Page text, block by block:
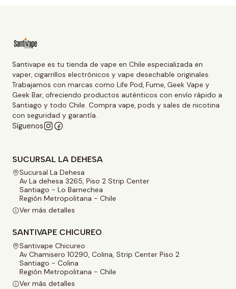
Santivape es tu tienda de vape en Chile especializada en
vaper, cigarrillos electrónicos y vape desechable originales.
Trabajamos con marcas como Life Pod, Fume, Geek Vape y
Geek Bar, ofreciendo productos auténticos con envío rápido a
Santiago y todo Chile. Compra vape, pods y sales de nicotina
con seguridad y garantía.
Síguenos
SUCURSAL LA DEHESA
Sucursal La Dehesa
Av La dehesa 3265, Piso 2 Strip Center
Santiago - Lo Barnechea
Región Metropolitana - Chile
Ver más detalles
SANTIVAPE CHICUREO
Santivape Chicureo
Av Chamisero 10290, Colina, Strip Center Piso 2
Santiago - Colina
Región Metropolitana - Chile
Ver más detalles